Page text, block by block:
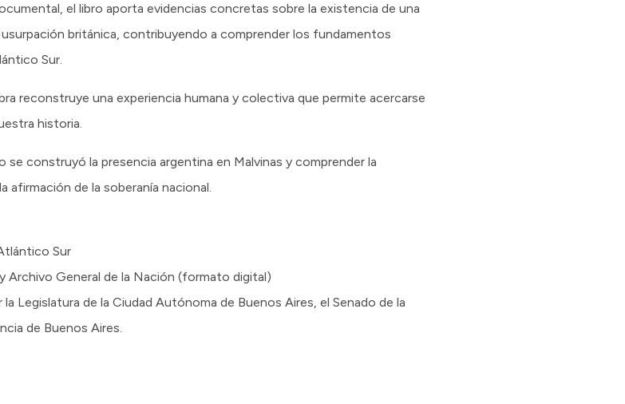
el libro aporta evidencias concretas sobre la existencia de una
británica, contribuyendo a comprender los fundamentos
Sur.
reconstruye una experiencia humana y colectiva que permite acercarse
historia.
construyó la presencia argentina en Malvinas y comprender la
afirmación de la soberanía nacional.
Sur
Archivo General de la Nación (formato digital)
Legislatura de la Ciudad Autónoma de Buenos Aires, el Senado de la
de Buenos Aires.